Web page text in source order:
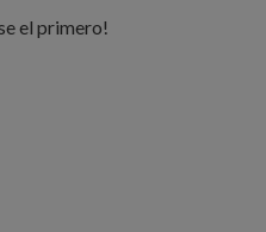
el primero!